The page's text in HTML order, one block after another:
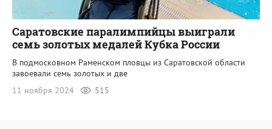
Саратовские паралимпийцы выиграли
семь золотых медалей Кубка России
В подмосковном Раменском пловцы из Саратовской области
завоевали семь золотых и две
11 ноября 2024
515